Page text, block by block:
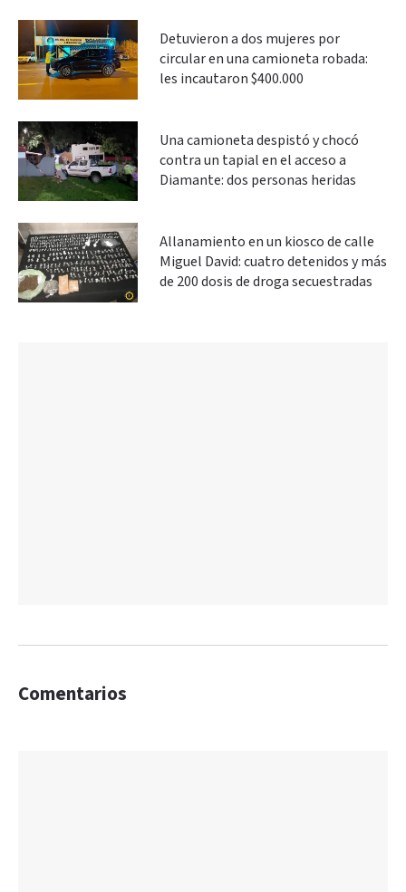
Detuvieron a dos mujeres por
circular en una camioneta robada:
les incautaron $400.000
Una camioneta despistó y chocó
contra un tapial en el acceso a
Diamante: dos personas heridas
Allanamiento en un kiosco de calle
Miguel David: cuatro detenidos y más
de 200 dosis de droga secuestradas
Comentarios